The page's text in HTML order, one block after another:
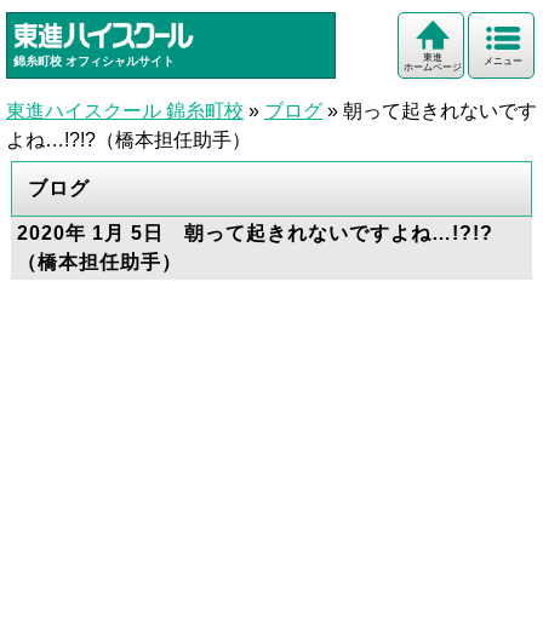
錦糸町校 オフィシャルサイト メニュー
東進
ホームページ
東進ハイスクール 錦糸町校 » ブログ » 朝って起きれないです
よね…!?!?（橋本担任助手）
ブログ
2020年 1月 5日 朝って起きれないですよね…!?!?
（橋本担任助手）